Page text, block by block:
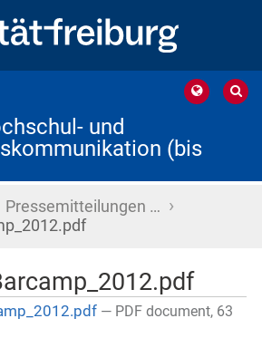
und
(bis
Pressemitteilungen … ›
— PDF document, 63